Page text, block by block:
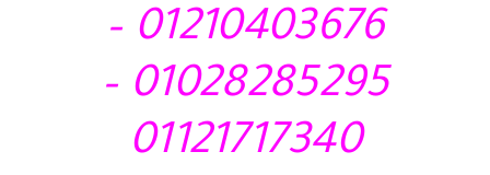
01210403676 –
01028285295 –
01121717340